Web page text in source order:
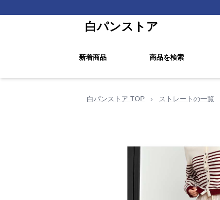
白パンストア
新着商品 商品を検索
白パンストア TOP › ストレートの一覧